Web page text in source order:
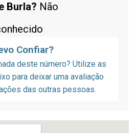
Burla? Não
Confiar?
deste número? Utilize as
para deixar uma avaliação
das outras pessoas.